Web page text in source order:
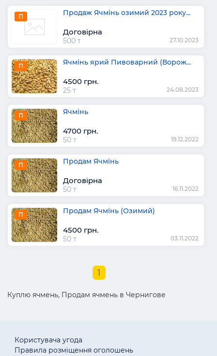
П Продаж Ячмінь озимий 2023 року...
Договірна
500 т 27.10.2023
П Ячмінь ярий Пивоварний (Ворож...
4500 грн.
25 т 24.08.2023
П Ячмінь
4700 грн.
50 т 19.12.2022
П Продам Ячмінь
Договірна
50 т 16.11.2022
П Продам Ячмінь (Озимий)
4500 грн.
50 т 03.11.2022
1
Куплю ячмень, Продам ячмень в Чернигове
Користувача угода
Правила розміщення оголошень